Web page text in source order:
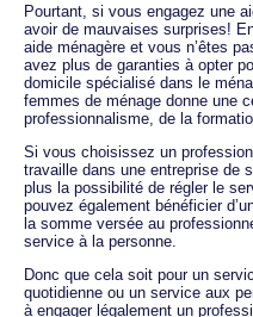
Pourtant, si vous engagez une
avoir de mauvaises surprises!
aide ménagère et vous n’êtes
avez plus de garanties à opter
domicile spécialisé dans le
femmes de ménage donne une
professionnalisme, de la
Si vous choisissez un
travaille dans une entreprise de
plus la possibilité de régler le
pouvez également bénéficier
la somme versée au
service à la personne.
Donc que cela soit pour un
quotidienne ou un service aux
à engager légalement un